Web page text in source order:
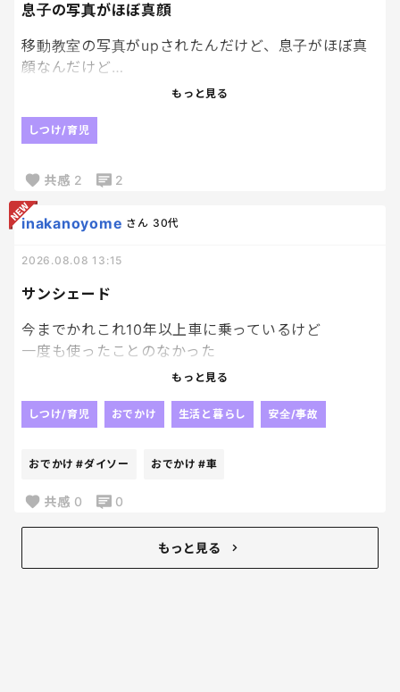
息子の写真がほぼ真顔
移動教室の写真がupされたんだけど、息子がほぼ真
顔なんだけど…
最近、友達と野球行った写真もそうなんだけど、楽
写真も多かったのに、なぜ？？
なんで？って聞いたら、
だって。
はい？？？？？
移動教室ってそういうもんなんだよ！！！
しい年頃なのか、息子の性格がキテレツなのか…
まぁ旦那がキテレツだから少なからず…
もっと見る
しつけ/育児
共感 2 2
サンシェード
inakanoyome さん 30代
2026.08.08 13:15
今までかれこれ10年以上車に乗っているけど
一度も使ったことのなかった
サンシェードを初めて買った。
トイストーリー柄のサンシェードを
買って――!‼ってなって、
良いかも!!
ネットで調べたら
内装劣化を防ぐ効果もあるらしいけど
なんせハンドルの熱さが全然違った‼‼笑
もっと見る
しつけ/育児 おでかけ 生活と暮らし 安全/事故
おでかけ #ダイソー おでかけ #車
共感 0 0
もっと見る